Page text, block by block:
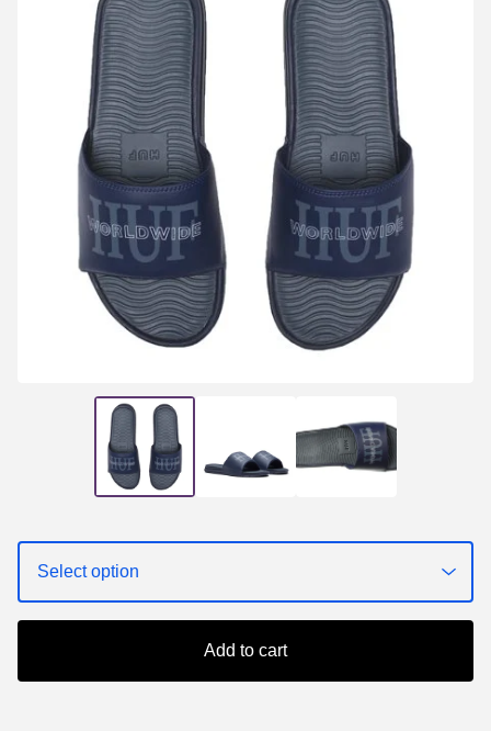
Add to cart